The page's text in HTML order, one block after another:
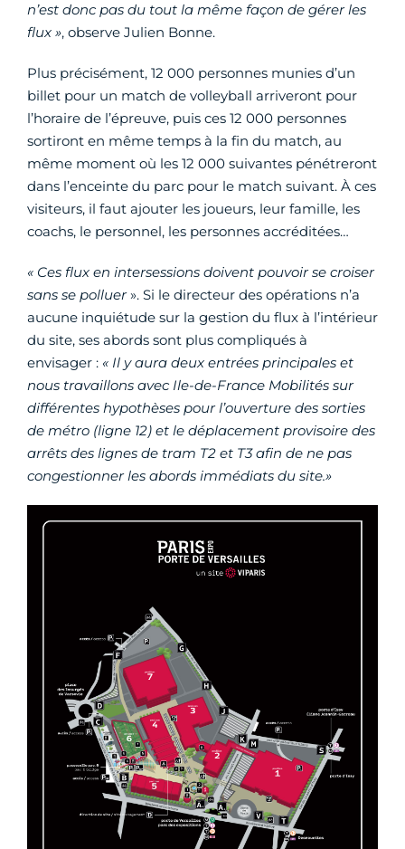
n’est donc pas du tout la même façon de gérer les
flux », observe Julien Bonne.
Plus précisément, 12 000 personnes munies d’un
billet pour un match de volleyball arriveront pour
l’horaire de l’épreuve, puis ces 12 000 personnes
sortiront en même temps à la fin du match, au
même moment où les 12 000 suivantes pénétreront
dans l’enceinte du parc pour le match suivant. À ces
visiteurs, il faut ajouter les joueurs, leur famille, les
coachs, le personnel, les personnes accréditées…
« Ces flux en intersessions doivent pouvoir se croiser
sans se polluer». Si le directeur des opérations n’a
aucune inquiétude sur la gestion du flux à l’intérieur
du site, ses abords sont plus compliqués à
envisager : « Il y aura deux entrées principales et
nous travaillons avec Ile-de-France Mobilités sur
différentes hypothèses pour l’ouverture des sorties
de métro (ligne 12) et le déplacement provisoire des
arrêts des lignes de tram T2 et T3 afin de ne pas
congestionner les abords immédiats du site.»